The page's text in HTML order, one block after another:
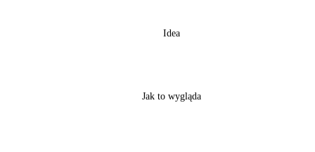
Idea
Jak to wygląda